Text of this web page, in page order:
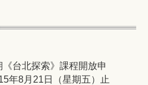
《台北探索》課程開放申
年8月21日（星期五）止